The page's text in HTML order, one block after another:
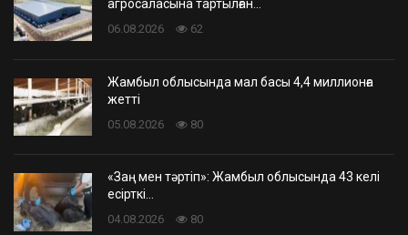
агросаласына тартылған…
06.08.2026 62
Жамбыл облысында мал басы 4,4 миллионға
жетті
05.08.2026 80
«Заң мен тәртіп»: Жамбыл облысында 43 келі
есірткі…
04.08.2026 80